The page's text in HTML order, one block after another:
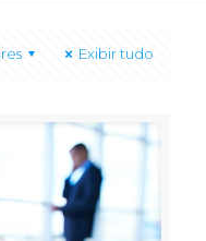
Exibir tudo